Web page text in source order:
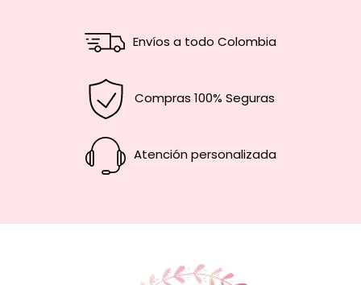
Envíos a todo Colombia
Compras 100% Seguras
Atención personalizada